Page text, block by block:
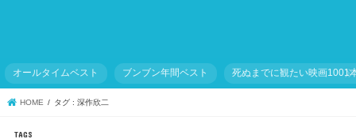
オールタイムベスト ブンブン年間ベスト 死ぬまでに観たい映画1001
HOME タグ : 深作欣二